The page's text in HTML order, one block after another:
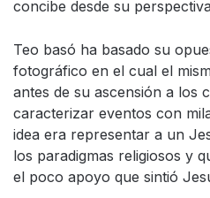
concibe desde su
Teo basó ha basado su
fotográfico en el cual el
antes de su ascensión a los
caracterizar eventos con
idea era representar a un
los paradigmas religiosos y
el poco apoyo que sintió